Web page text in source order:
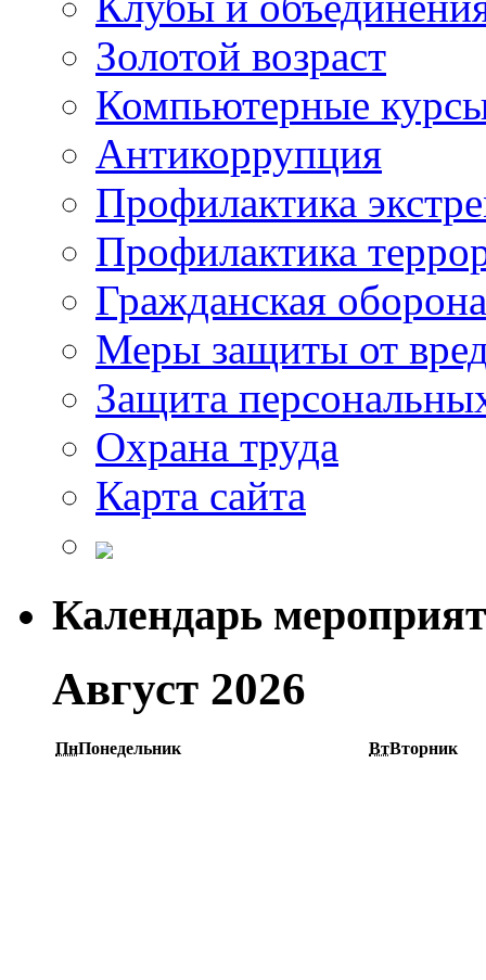
Золотой возраст
Компьютерные
Антикоррупция
Профилактика
Профилактика
Гражданская оборона
Меры защиты от
Защита
Охрана труда
Карта сайта
Календарь
Август 2026
ПнПонедельник ВтВторник